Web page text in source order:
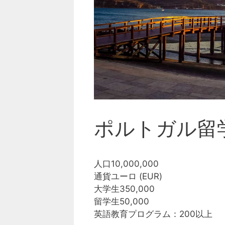
ポルトガル留
人口10,000,000
通貨ユーロ (EUR)
大学生350,000
留学生50,000
英語教育プログラム：200以上